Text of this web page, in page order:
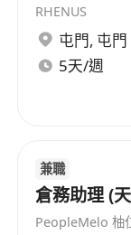
RHENUS
屯門, 屯門
5天/週
兼職
倉務助理 (
PeopleMelo 柚